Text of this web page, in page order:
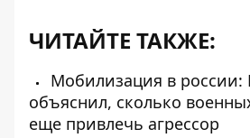
ЧИТАЙТЕ ТАКЖЕ:
Мобилизация в россии:
объяснил, сколько
еще привлечь агрессор